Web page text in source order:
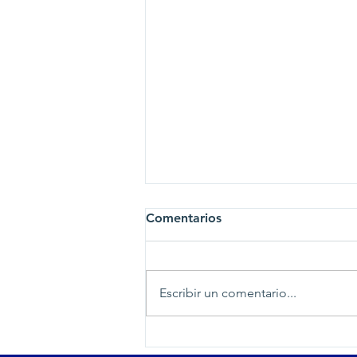
Un verano para crecer
Comentarios
Escribir un comentario...